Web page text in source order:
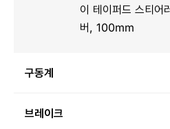
이 테이퍼드 스티
버, 100mm
구동계
브레이크